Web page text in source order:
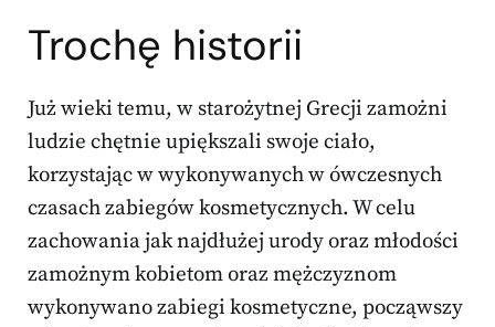
Trochę historii
Już wieki temu, w starożytnej Grecji zamożni
ludzie chętnie upiększali swoje ciało,
korzystając w wykonywanych w ówczesnych
czasach zabiegów kosmetycznych. W celu
zachowania jak najdłużej urody oraz młodości
zamożnym kobietom oraz mężczyznom
wykonywano zabiegi kosmetyczne, począwszy